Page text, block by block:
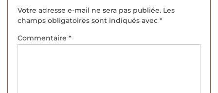
Votre adresse e-mail ne sera pas publiée. Les
champs obligatoires sont indiqués avec *
Commentaire *